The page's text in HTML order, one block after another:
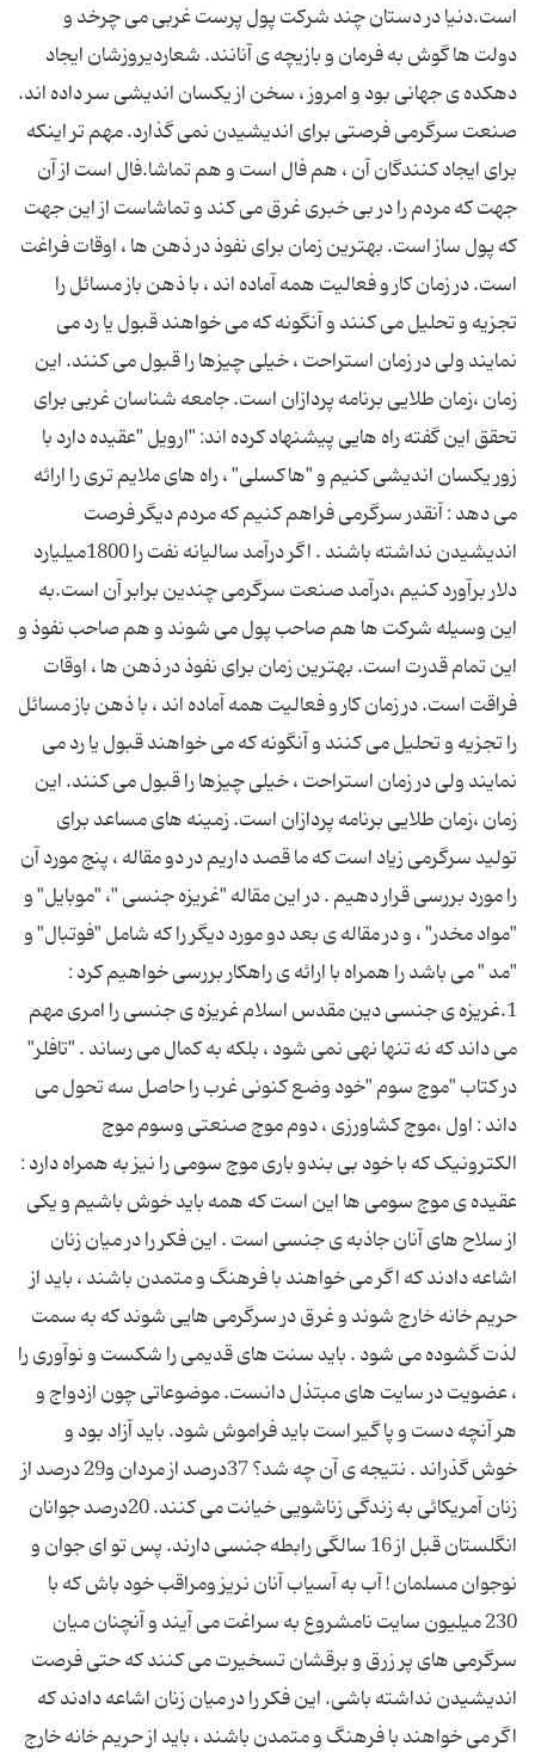
است.دنیا در دستان چند شرکت پول پرست غربی می چرخد و
دولت ها گوش به فرمان و بازیچه ی آنانند. شعاردیروزشان ایجاد
دهکده ی جهانی بود و امروز ، سخن از یکسان اندیشی سر داده اند.
صنعت سرگرمی فرصتی برای اندیشیدن نمی گذارد. مهم تر اینکه
برای ایجاد کنندگان آن ، هم فال است و هم تماشا.فال است از آن
جهت که مردم را در بی خبری غرق می کند و تماشاست از این جهت
که پول ساز است. بهترین زمان برای نفوذ در ذهن ها ، اوقات فراغت
است. در زمان کار و فعالیت همه آماده اند ، با ذهن باز مسائل را
تجزیه و تحلیل می کنند و آنگونه که می خواهند قبول یا رد می
نمایند ولی در زمان استراحت ، خیلی چیزها را قبول می کنند. این
زمان ،زمان طلایی برنامه پردازان است. جامعه شناسان غربی برای
تحقق این گفته راه هایی پیشنهاد کرده اند: "ارویل "عقیده دارد با
زور یکسان اندیشی کنیم و "هاکسلی" ، راه های ملایم تری را ارائه
می دهد : آنقدر سرگرمی فراهم کنیم که مردم دیگر فرصت
اندیشیدن نداشته باشند . اگر درآمد سالیانه نفت را 1800میلیارد
دلار برآورد کنیم ،درآمد صنعت سرگرمی چندین برابر آن است.به
این وسیله شرکت ها هم صاحب پول می شوند و هم صاحب نفوذ و
این تمام قدرت است. بهترین زمان برای نفوذ در ذهن ها ، اوقات
فراقت است. در زمان کار و فعالیت همه آماده اند ، با ذهن باز مسائل
را تجزیه و تحلیل می کنند و آنگونه که می خواهند قبول یا رد می
نمایند ولی در زمان استراحت ، خیلی چیزها را قبول می کنند. این
زمان ،زمان طلایی برنامه پردازان است. زمینه های مساعد برای
تولید سرگرمی زیاد است که ما قصد داریم در دو مقاله ، پنج مورد آن
را مورد بررسی قرار دهیم . در این مقاله "غریزه جنسی "، "موبایل" و
"مواد مخدر" ، و در مقاله ی بعد دو مورد دیگر را که شامل "فوتبال" و
"مد " می باشد را همراه با ارائه ی راهکار بررسی خواهیم کرد :
1.غریزه ی جنسی دین مقدس اسلام غریزه ی جنسی را امری مهم
می داند که نه تنها نهی نمی شود ، بلکه به کمال می رساند . "تافلر"
در کتاب "موج سوم "خود وضع کنونی غرب را حاصل سه تحول می
داند : اول ،موج کشاورزی ، دوم موج صنعتی وسوم موج
الکترونیک که با خود بی بندو باری موج سومی را نیز به همراه دارد :
عقیده ی موج سومی ها این است که همه باید خوش باشیم و یکی
از سلاح های آنان جاذبه ی جنسی است . این فکر را در میان زنان
اشاعه دادند که اگر می خواهند با فرهنگ و متمدن باشند ، باید از
حریم خانه خارج شوند و غرق در سرگرمی هایی شوند که به سمت
لذت گشوده می شود . باید سنت های قدیمی را شکست و نوآوری را
، عضویت در سایت های مبتذل دانست. موضوعاتی چون ازدواج و
هر آنچه دست و پا گیر است باید فراموش شود. باید آزاد بود و
خوش گذراند . نتیجه ی آن چه شد؟ 37درصد از مردان و29 درصد از
زنان آمریکائی به زندگی زناشویی خیانت می کنند. 20درصد جوانان
انگلستان قبل از 16 سالگی رابطه جنسی دارند. پس تو ای جوان و
نوجوان مسلمان ! آب به آسیاب آنان نریز ومراقب خود باش که با
230 میلیون سایت نامشروع به سراغت می آیند و آنچنان میان
سرگرمی های پر زرق و برقشان تسخیرت می کنند که حتی فرصت
اندیشیدن نداشته باشی. این فکر را در میان زنان اشاعه دادند که
اگر می خواهند با فرهنگ و متمدن باشند ، باید از حریم خانه خارج